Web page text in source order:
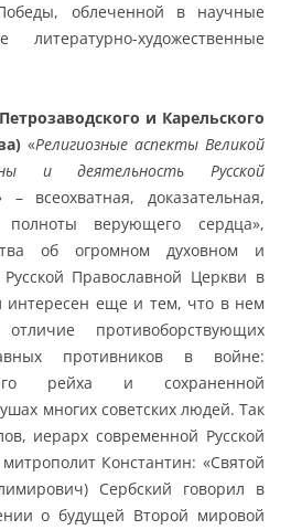
облеченной в научные
художественные
и Карельского
«Религиозные аспекты Великой
и деятельность Русской
– всеохватная, доказательная,
верующего сердца»,
об огромном духовном и
Православной Церкви в
интересен еще и тем, что в нем
противоборствующих
противников в войне:
рейха и сохраненной
многих советских людей. Так
иерарх современной Русской
Константин: «Святой
Сербский говорил в
о будущей Второй мировой